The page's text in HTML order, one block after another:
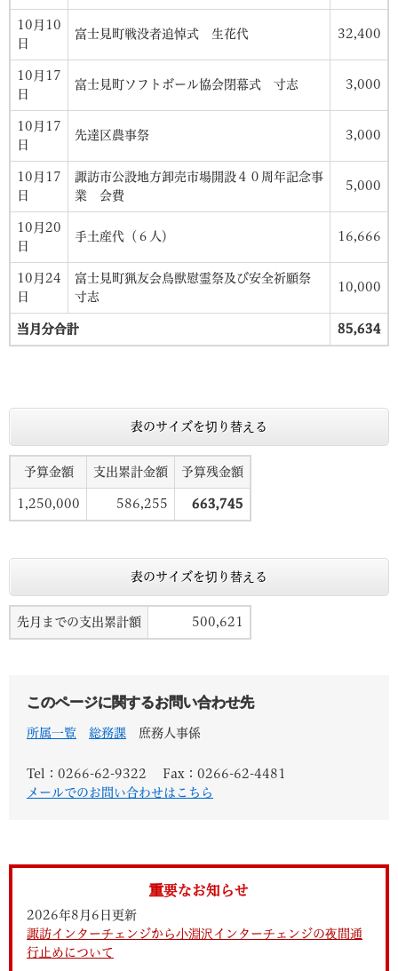
10月10
日
富士見町戦没者追悼式 生花代 32,400
10月17
日
富士見町ソフトボール協会閉幕式 寸志 3,000
10月17
日
先達区農事祭 3,000
10月17
日
諏訪市公設地方卸売市場開設４０周年記念事
業 会費
5,000
10月20
日
手土産代（６人） 16,666
10月24
日
富士見町猟友会鳥獣慰霊祭及び安全祈願祭
寸志
10,000
当月分合計 85,634
表のサイズを切り替える
予算金額 支出累計金額 予算残金額
1,250,000 586,255 663,745
表のサイズを切り替える
先月までの支出累計額 500,621
このページに関するお問い合わせ先
所属一覧 総務課 庶務人事係
Tel：0266-62-9322
Fax：0266-62-4481
メールでのお問い合わせはこちら
重要なお知らせ
2026年8月6日更新
諏訪インターチェンジから小淵沢インターチェンジの夜間通
行止めについて